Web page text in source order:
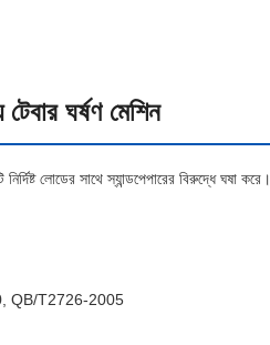
ঘর্ষণ মেশিন
লোডের সাথে স্যান্ডপেপারের বিরুদ্ধে ঘষা করে।
QB/T2726-2005